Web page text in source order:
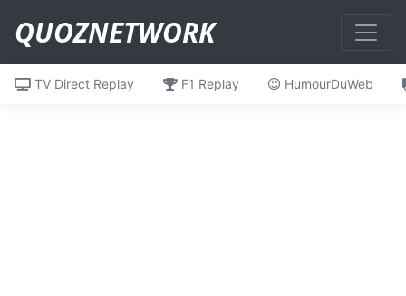
QUOZNETWORK
TV Direct Replay F1 Replay HumourDuWeb